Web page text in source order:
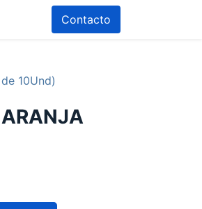
Contacto
10Und)